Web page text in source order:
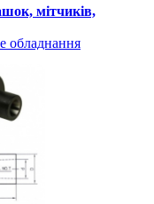
мітчиків,
обладнання